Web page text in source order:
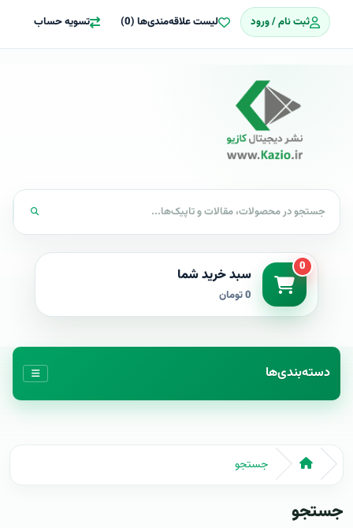
ثبت نام / ورود لیست علاقه‌مندی‌ها (0) تسویه حساب
0 سبد خرید شما
0 تومان
دسته‌بندی‌ها
جستجو
جستجو